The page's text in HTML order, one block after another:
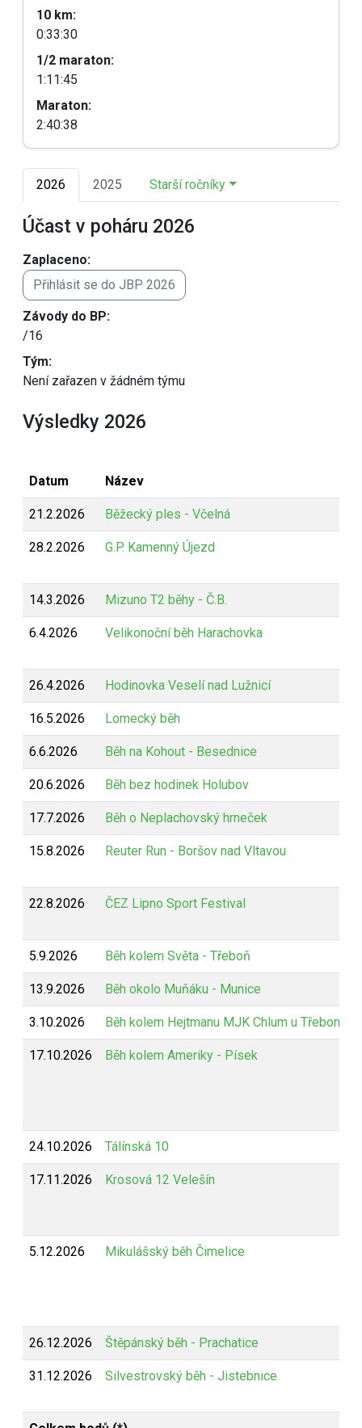
10 km:
0:33:30
1/2 maraton:
1:11:45
Maraton:
2:40:38
2026 2025 Starší ročníky
Účast v poháru 2026
Zaplaceno:
Přihlásit se do JBP 2026
Závody do BP:
/16
Tým:
Není zařazen v žádném týmu
Výsledky 2026
Datum Název
21.2.2026 Běžecký ples - Včelná
28.2.2026 G.P. Kamenný Újezd
14.3.2026 Mizuno T2 běhy - Č.B.
6.4.2026 Velikonoční běh Harachovka
26.4.2026 Hodinovka Veselí nad Lužnicí
16.5.2026 Lomecký běh
6.6.2026 Běh na Kohout - Besednice
20.6.2026 Běh bez hodinek Holubov
17.7.2026 Běh o Neplachovský hrneček
15.8.2026 Reuter Run - Boršov nad Vltavou
22.8.2026 ČEZ Lipno Sport Festival
5.9.2026 Běh kolem Světa - Třeboň
13.9.2026 Běh okolo Muňáku - Munice
3.10.2026 Běh kolem Hejtmanu MJK Chlum u Třeboně
17.10.2026 Běh kolem Ameriky - Písek
24.10.2026 Tálínská 10
17.11.2026 Krosová 12 Velešín
5.12.2026 Mikulášský běh Čimelice
26.12.2026 Štěpánský běh - Prachatice
31.12.2026 Silvestrovský běh - Jistebnice